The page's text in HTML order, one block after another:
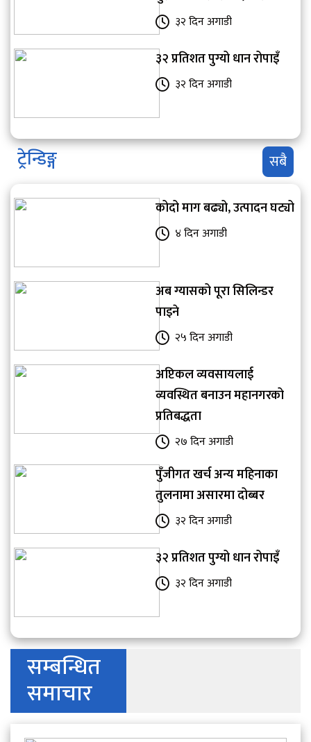
३२ दिन अगाडी
३२ प्रतिशत पुग्यो धान रोपाइँ
३२ दिन अगाडी
ट्रेन्डिङ्ग सबै
कोदो माग बढ्यो, उत्पादन घट्यो
४ दिन अगाडी
अब ग्यासको पूरा सिलिन्डर
पाइने
२५ दिन अगाडी
अप्टिकल व्यवसायलाई
व्यवस्थित बनाउन महानगरको
प्रतिबद्धता
२७ दिन अगाडी
पुँजीगत खर्च अन्य महिनाका
तुलनामा असारमा दोब्बर
३२ दिन अगाडी
३२ प्रतिशत पुग्यो धान रोपाइँ
३२ दिन अगाडी
सम्बन्धित
समाचार